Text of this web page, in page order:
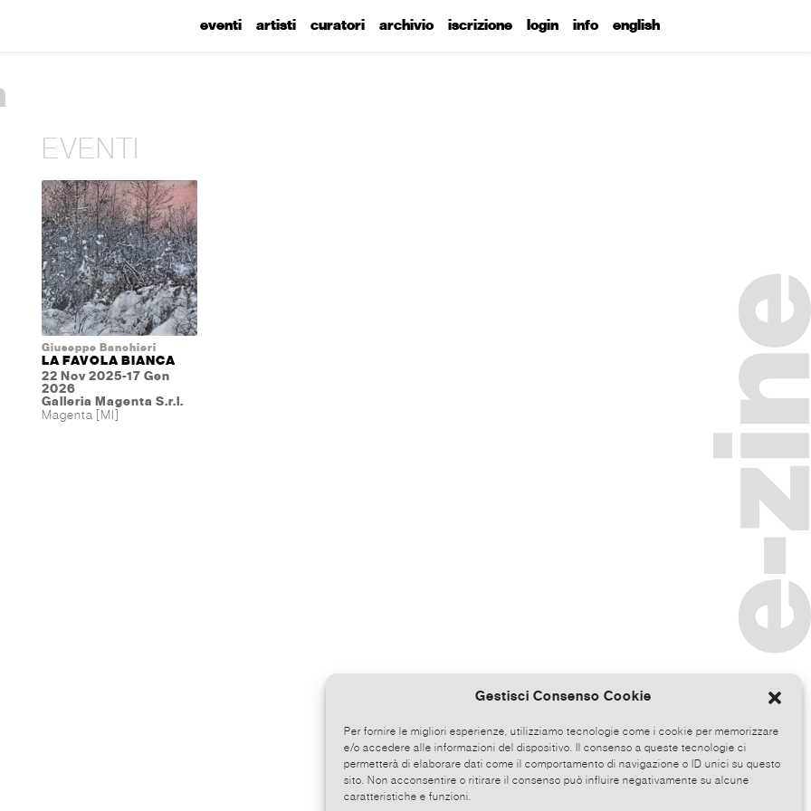
Gestisci Consenso Cookie
Per fornire le migliori esperienze, utilizziamo tecnologie come i cookie per memorizzare
e/o accedere alle informazioni del dispositivo. Il consenso a queste tecnologie ci
permetterà di elaborare dati come il comportamento di navigazione o ID unici su questo
sito. Non acconsentire o ritirare il consenso può influire negativamente su alcune
caratteristiche e funzioni.
eventi artisti curatori archivio iscrizione login info english
EVENTI
Giuseppe Banchieri
LA FAVOLA BIANCA
22 Nov 2025-17 Gen
2026
Galleria Magenta S.r.l.
Magenta [MI]